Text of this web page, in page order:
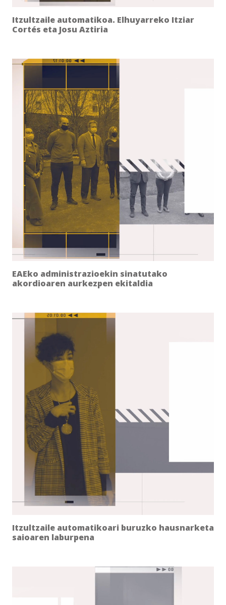
Itzultzaile automatikoa. Elhuyarreko Itziar
Cortés eta Josu Aztiria
EAEko administrazioekin sinatutako
akordioaren aurkezpen ekitaldia
Itzultzaile automatikoari buruzko hausnarketa
saioaren laburpena